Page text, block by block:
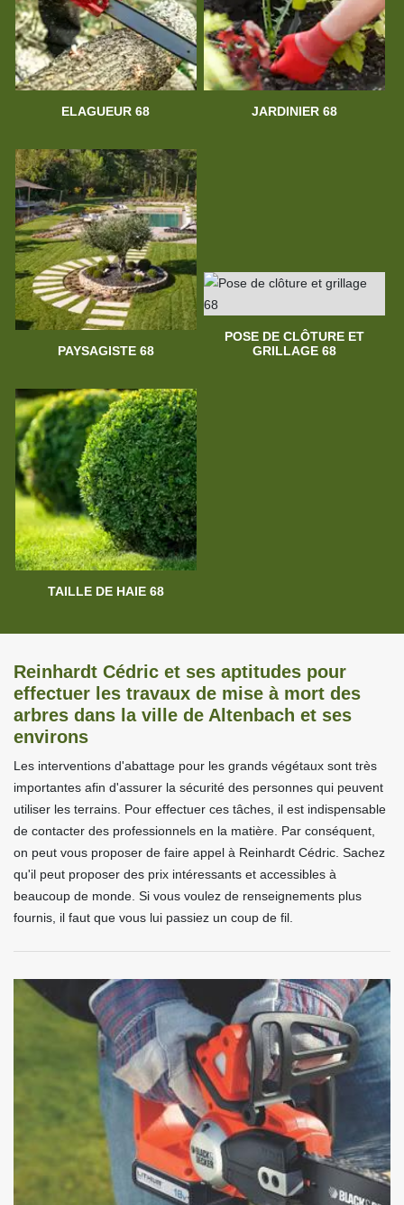
ELAGUEUR 68 JARDINIER 68
PAYSAGISTE 68
POSE DE CLÔTURE ET
GRILLAGE 68
TAILLE DE HAIE 68
Reinhardt Cédric et ses aptitudes pour
effectuer les travaux de mise à mort des
arbres dans la ville de Altenbach et ses
environs
Les interventions d'abattage pour les grands végétaux sont très
importantes afin d'assurer la sécurité des personnes qui peuvent
utiliser les terrains. Pour effectuer ces tâches, il est indispensable
de contacter des professionnels en la matière. Par conséquent,
on peut vous proposer de faire appel à Reinhardt Cédric. Sachez
qu'il peut proposer des prix intéressants et accessibles à
beaucoup de monde. Si vous voulez de renseignements plus
fournis, il faut que vous lui passiez un coup de fil.